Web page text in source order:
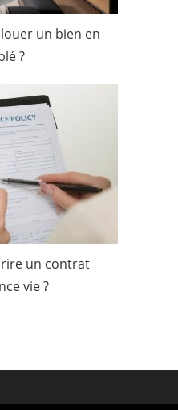
un bien en
?
un contrat
vie ?